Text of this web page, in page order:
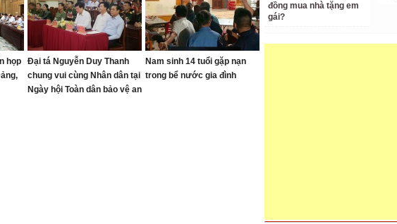
họp
Đại tá Nguyễn Duy Thanh
chung vui cùng Nhân dân tại
Ngày hội Toàn dân bảo vệ an
Nam sinh 14 tuổi gặp nạn
trong bể nước gia đình
đồng mua nhà tặng em
gái?